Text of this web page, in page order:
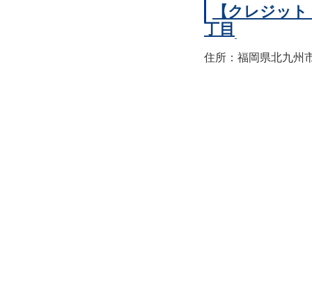
【クレジッ
丁目
住所：福岡県北九州